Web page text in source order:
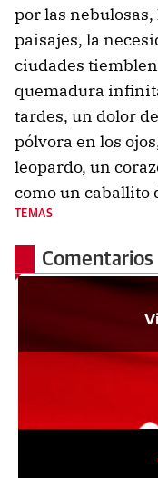
por las
paisajes, la
ciudades
quemadura
tardes, un dolor
pólvora en los
leopardo, un
como un caballito
TEMAS
Comentarios